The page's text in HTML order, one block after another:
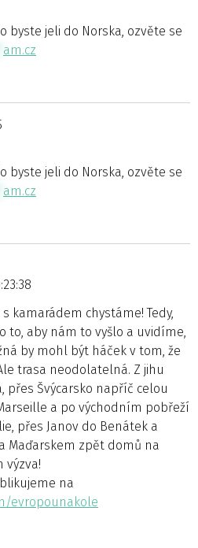
byste jeli do Norska, ozvěte se
am.cz
byste jeli do Norska, ozvěte se
am.cz
kamarádem chystáme! Tedy,
to, aby nám to vyšlo a uvidíme,
by mohl být háček v tom, že
trasa neodolatelná. Z jihu
přes Švýcarsko napříč celou
a po východním pobřeží
přes Janov do Benátek a
Maďarskem zpět domů na
výzva!
na
evropounakole